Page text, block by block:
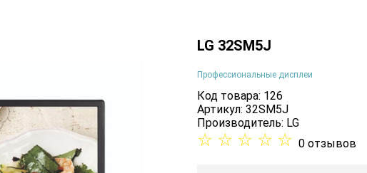
LG 32SM5J
Профессиональные дисплеи
Код товара: 126
Артикул: 32SM5J
Производитель: LG
☆ ☆ ☆ ☆ ☆ 0 отзывов